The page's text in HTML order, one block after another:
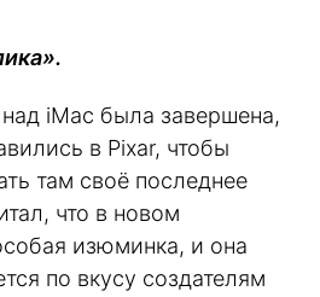
iMac была завершена,
в Pixar, чтобы
там своё последнее
что в новом
изюминка, и она
по вкусу создателям